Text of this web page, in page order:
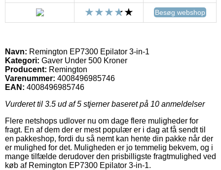
Besøg webshop
Navn: Remington EP7300 Epilator 3-in-1
Kategori: Gaver Under 500 Kroner
Producent: Remington
Varenummer: 4008496985746
EAN: 4008496985746
Vurderet til 3.5 ud af 5 stjerner baseret på 10 anmeldelser
Flere netshops udlover nu om dage flere muligheder for
fragt. En af dem der er mest populær er i dag at få sendt til
en pakkeshop, fordi du så nemt kan hente din pakke når der
er mulighed for det. Muligheden er jo temmelig bekvem, og i
mange tilfælde derudover den prisbilligste fragtmulighed ved
køb af Remington EP7300 Epilator 3-in-1.